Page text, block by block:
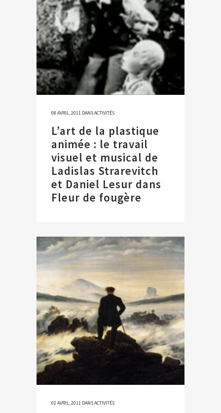
08 AVRIL, 2011 DANSACTIVITÉS
L’art de la plastique
animée : le travail
visuel et musical de
Ladislas Strarevitch
et Daniel Lesur dans
Fleur de fougère
02 AVRIL, 2011 DANSACTIVITÉS